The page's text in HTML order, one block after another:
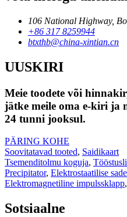
106 National Highway,
+86 317 8259944
btxthb@china-xintian.cn
UUSKIRI
Meie toodete või
jätke meile oma e-kiri ja
24 tunni jooksul.
PÄRING KOHE
Soovitatavad tooted, Saidikaart
Tsemenditolmu koguja,
Precipitator, Elektrostaatilise
Elektromagnetiline impulssklapp,
Sotsiaalne